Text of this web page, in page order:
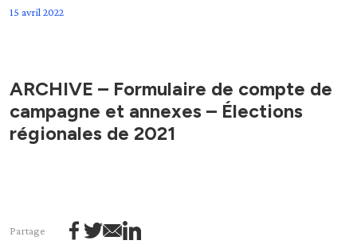
15 avril 2022
ARCHIVE – Formulaire de compte de
campagne et annexes – Élections
régionales de 2021
Partage